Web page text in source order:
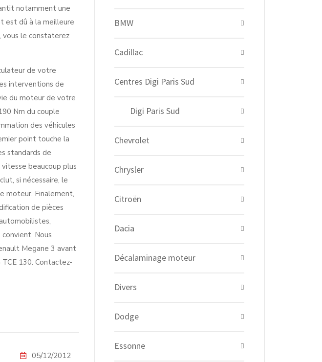
notamment une
est dû à la meilleure
vous le constaterez
de votre
interventions de
du moteur de votre
Nm du couple
des véhicules
point touche la
standards de
beaucoup plus
si nécessaire, le
moteur. Finalement,
de pièces
Nous
Megane 3 avant
130. Contactez-
05/12/2012
BMW
Cadillac
Centres Digi Paris Sud
Digi Paris Sud
Chevrolet
Chrysler
Citroën
Dacia
Décalaminage moteur
Divers
Dodge
Essonne